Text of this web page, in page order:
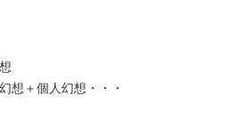
想＋個人幻想・・・